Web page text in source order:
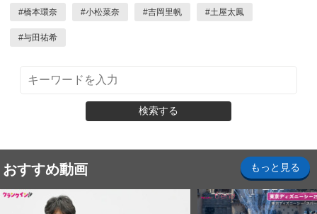
#橋本環奈 #小松菜奈 #吉岡里帆 #土屋太鳳
#与田祐希
検索する
おすすめ動画 もっと見る